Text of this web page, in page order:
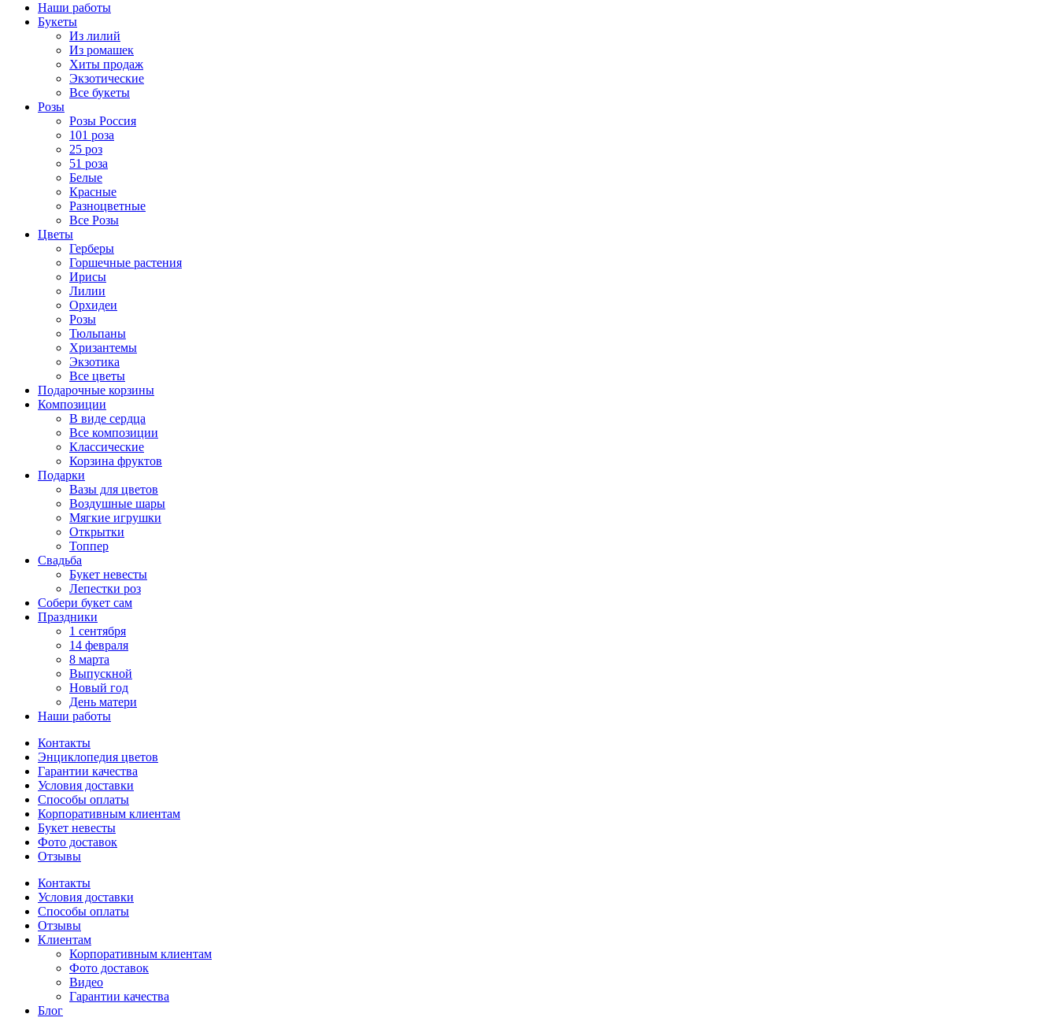
Наши работы
Букеты
Из лилий
Из ромашек
Хиты продаж
Экзотические
Все букеты
Розы
Розы Россия
101 роза
25 роз
51 роза
Белые
Красные
Разноцветные
Все Розы
Цветы
Герберы
Горшечные растения
Ирисы
Лилии
Орхидеи
Розы
Тюльпаны
Хризантемы
Экзотика
Все цветы
Подарочные корзины
Композиции
В виде сердца
Все композиции
Классические
Корзина фруктов
Подарки
Вазы для цветов
Воздушные шары
Мягкие игрушки
Открытки
Топпер
Свадьба
Букет невесты
Лепестки роз
Собери букет сам
Праздники
1 сентября
14 февраля
8 марта
Выпускной
Новый год
День матери
Наши работы
Контакты
Энциклопедия цветов
Гарантии качества
Условия доставки
Способы оплаты
Корпоративным клиентам
Букет невесты
Фото доставок
Отзывы
Контакты
Условия доставки
Способы оплаты
Отзывы
Клиентам
Корпоративным клиентам
Фото доставок
Видео
Гарантии качества
Блог